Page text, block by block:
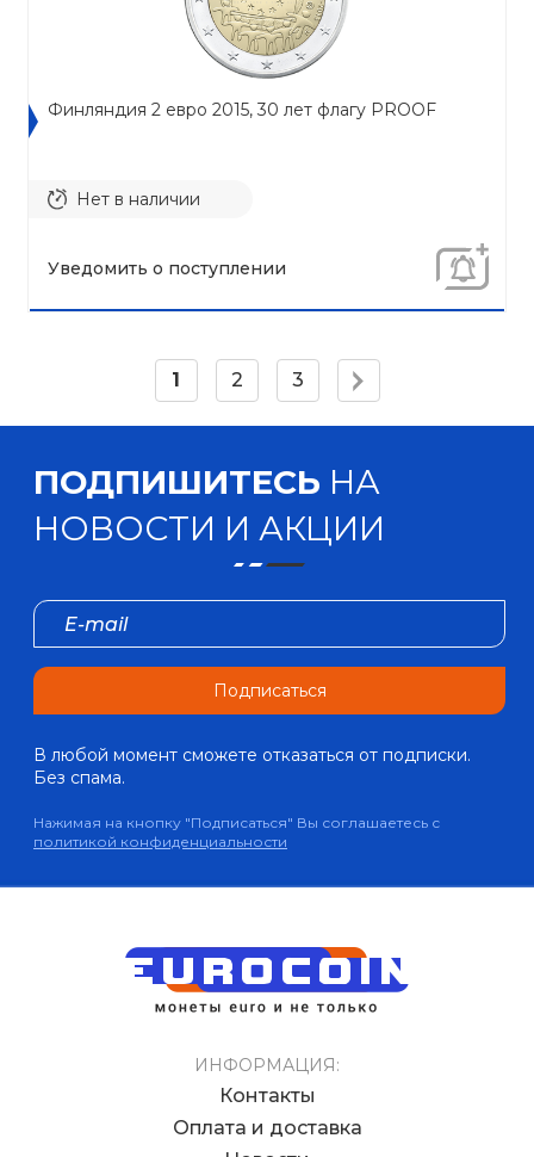
Финляндия 2 евро 2015, 30 лет флагу PROOF
Нет в наличии
Уведомить о поступлении
1 2 3
ПОДПИШИТЕСЬ НА
НОВОСТИ И АКЦИИ
Подписаться
В любой момент сможете отказаться от подписки.
Без спама.
Нажимая на кнопку "Подписаться" Вы соглашаетесь с
политикой конфиденциальности
ИНФОРМАЦИЯ:
Контакты
Оплата и доставка